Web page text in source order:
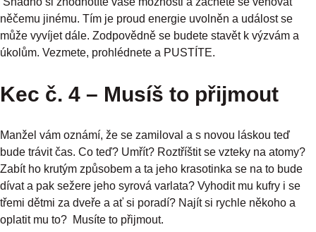
něčemu jinému. Tím je proud energie uvolněn a událost se
může vyvíjet dále. Zodpovědně se budete stavět k výzvám a
úkolům. Vezmete, prohlédnete a PUSTÍTE.
Kec č. 4 – Musíš to přijmout
Manžel vám oznámí, že se zamiloval a s novou láskou teď
bude trávit čas. Co teď? Umřít? Roztříštit se vzteky na atomy?
Zabít ho krutým způsobem a ta jeho krasotinka se na to bude
dívat a pak sežere jeho syrová varlata? Vyhodit mu kufry i se
třemi dětmi za dveře a ať si poradí? Najít si rychle někoho a
oplatit mu to? Musíte to přijmout.